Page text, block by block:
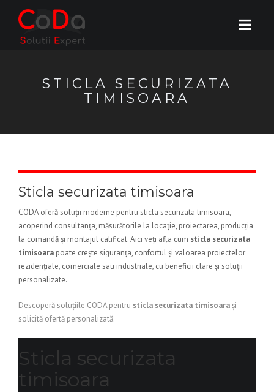
STICLA SECURIZATA
TIMISOARA
Sticla securizata timisoara
CODA oferă soluții moderne pentru sticla securizata timisoara,
acoperind consultanța, măsurătorile la locație, proiectarea, producția
la comandă și montajul calificat. Aici veți afla cum sticla securizata
timisoara poate crește siguranța, confortul și valoarea proiectelor
rezidențiale, comerciale sau industriale, cu beneficii clare și soluții
personalizate.
Descoperă soluțiile CODA pentru sticla securizata timisoarași
solicită ofertă personalizată.
Sticla securizata
timisoara